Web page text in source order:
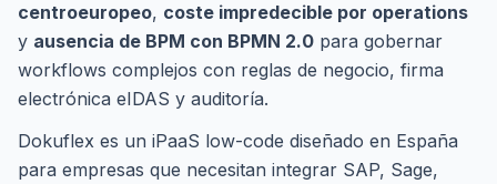
centroeuropeo, coste impredecible por operations
y ausencia de BPM con BPMN 2.0 para gobernar
workflows complejos con reglas de negocio, firma
electrónica eIDAS y auditoría.
Dokuflex es un iPaaS low-code diseñado en España
para empresas que necesitan integrar SAP, Sage,